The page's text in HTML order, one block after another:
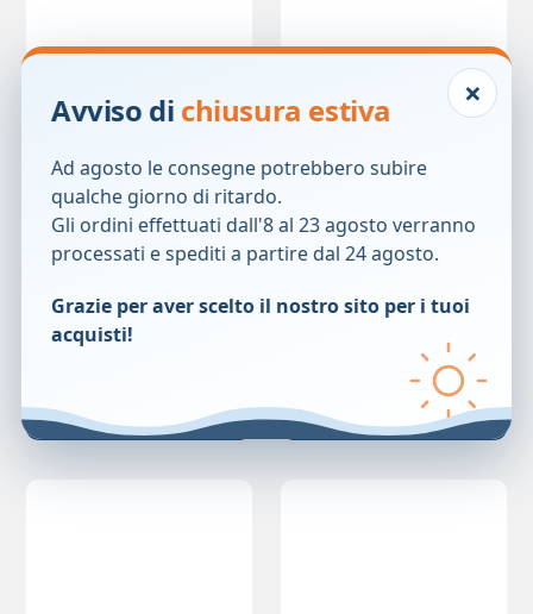
CRINEVIT CREMA 150ML
17,00€
Prezzo precedente:
DELTACRIN WNT SPR
PHARCOS125ML
59,99€
59,99
×
Avviso di chiusura estiva
Ad agosto le consegne potrebbero subire
qualche giorno di ritardo.
Gli ordini effettuati dall'8 al 23 agosto verranno
processati e spediti a partire dal 24 agosto.
Grazie per aver scelto il nostro sito per i tuoi
acquisti!